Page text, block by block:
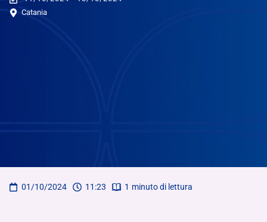
Catania
01/10/2024 11:23 1 minuto di lettura